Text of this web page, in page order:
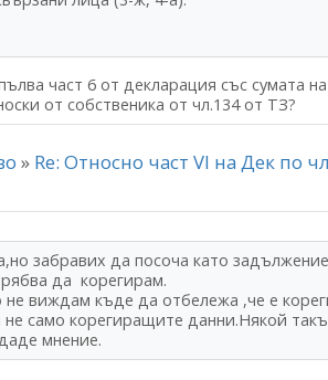
част 6 от декларация със сумата
от собственика от чл.134 от ТЗ?
» Re: Относно част VI на Дек по
забравих да посоча като
да корегирам.
не виждам къде да отбележа ,че е
само корегиращите данни.Някой
мнение.